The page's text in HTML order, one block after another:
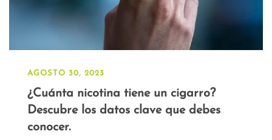
AGOSTO 30, 2023
¿Cuánta nicotina tiene un cigarro?
Descubre los datos clave que debes
conocer.